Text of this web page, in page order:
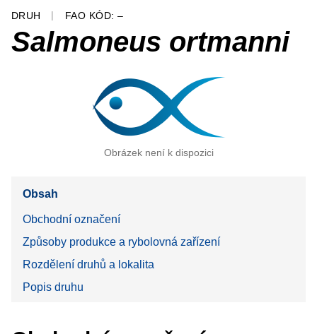
DRUH FAO KÓD: –
Salmoneus ortmanni
Obrázek není k dispozici
Obsah
Obchodní označení
Způsoby produkce a rybolovná zařízení
Rozdělení druhů a lokalita
Popis druhu